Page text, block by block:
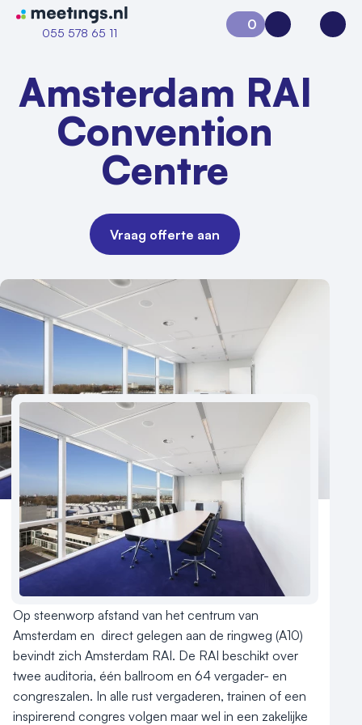
Naar home van Meetings
055 578 65 11
Vraag locatie aan
Locatiegids
Meld locatie aan
Nieuws
Reviews (5⭐️)
Contact
0
Aanvraag 0Inloggen
Amsterdam RAI
Convention
Centre
Vraag offerte aan
INSPIRERENDE ONTMOETINGEN BIJ AMSTERDAM
RAI
Op steenworp afstand van het centrum van
Amsterdam en  direct gelegen aan de ringweg (A10)
bevindt zich Amsterdam RAI. De RAI beschikt over
twee auditoria, één ballroom en 64 vergader- en
congreszalen. In alle rust vergaderen, trainen of een
inspirerend congres volgen maar wel in een zakelijke